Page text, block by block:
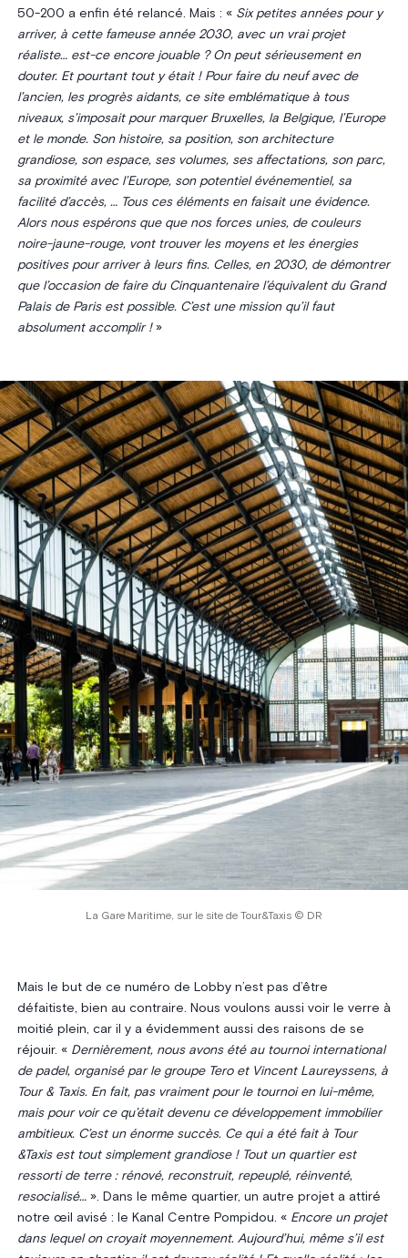
50-200 a enfin été relancé. Mais : «Six petites années pour y
arriver, à cette fameuse année 2030, avec un vrai projet
réaliste… est-ce encore jouable ? On peut sérieusement en
douter. Et pourtant tout y était ! Pour faire du neuf avec de
l’ancien, les progrès aidants, ce site emblématique à tous
niveaux, s’imposait pour marquer Bruxelles, la Belgique, l’Europe
et le monde. Son histoire, sa position, son architecture
grandiose, son espace, ses volumes, ses affectations, son parc,
sa proximité avec l’Europe, son potentiel événementiel, sa
facilité d’accès, … Tous ces éléments en faisait une évidence.
Alors nous espérons que que nos forces unies, de couleurs
noire-jaune-rouge, vont trouver les moyens et les énergies
positives pour arriver à leurs fins. Celles, en 2030, de démontrer
que l’occasion de faire du Cinquantenaire l’équivalent du Grand
Palais de Paris est possible. C’est une mission qu’il faut
absolument accomplir !»
La Gare Maritime, sur le site de Tour&Taxis © DR
Mais le but de ce numéro de Lobby n’est pas d’être
défaitiste, bien au contraire. Nous voulons aussi voir le verre à
moitié plein, car il y a évidemment aussi des raisons de se
réjouir. « Dernièrement, nous avons été au tournoi international
de padel, organisé par le groupe Tero et Vincent Laureyssens, à
Tour & Taxis. En fait, pas vraiment pour le tournoi en lui-même,
mais pour voir ce qu’était devenu ce développement immobilier
ambitieux. C’est un énorme succès. Ce qui a été fait à Tour
&Taxis est tout simplement grandiose ! Tout un quartier est
ressorti de terre : rénové, reconstruit, repeuplé, réinventé,
resocialisé…». Dans le même quartier, un autre projet a attiré
notre œil avisé : le Kanal Centre Pompidou. « Encore un projet
dans lequel on croyait moyennement. Aujourd’hui, même s’il est